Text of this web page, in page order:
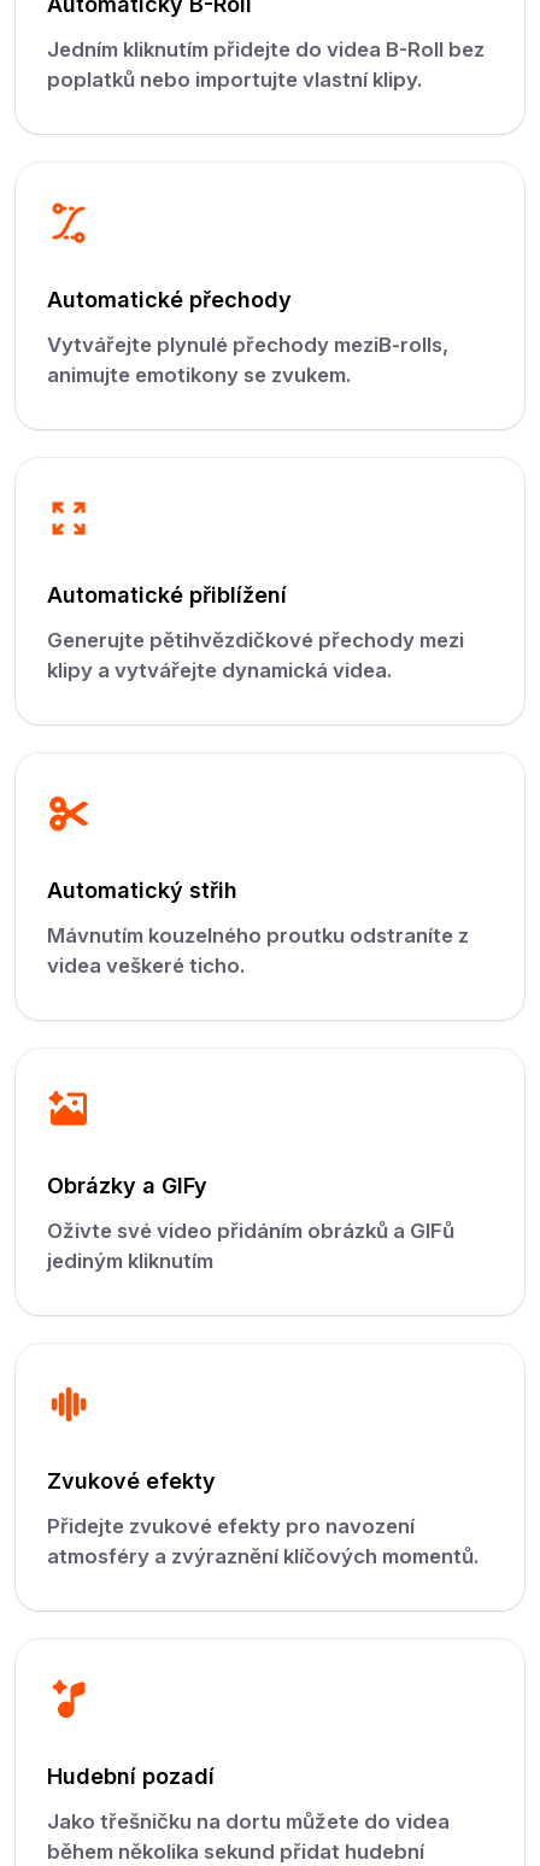
Jedním kliknutím přidejte do videa B-Roll bez
poplatků nebo importujte vlastní klipy.
Automatické přechody
Vytvářejte plynulé přechody meziB-rolls,
animujte emotikony se zvukem.
Automatické přiblížení
Generujte pětihvězdičkové přechody mezi
klipy a vytvářejte dynamická videa.
Automatický střih
Mávnutím kouzelného proutku odstraníte z
videa veškeré ticho.
Obrázky a GIFy
Oživte své video přidáním obrázků a GIFů
jediným kliknutím
Zvukové efekty
Přidejte zvukové efekty pro navození
atmosféry a zvýraznění klíčových momentů.
Hudební pozadí
Jako třešničku na dortu můžete do videa
během několika sekund přidat hudební